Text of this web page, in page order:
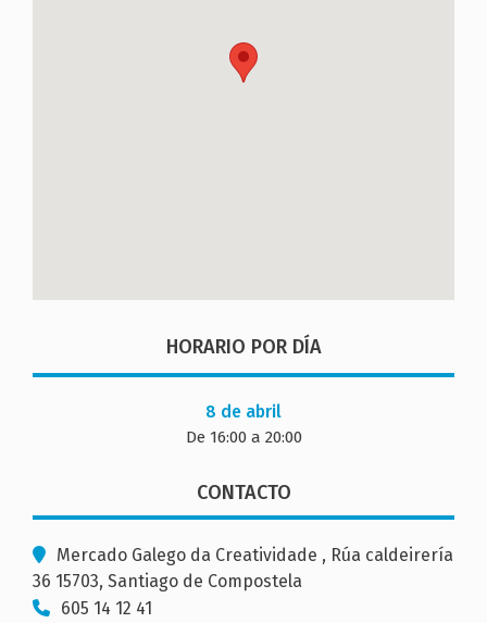
HORARIO POR DÍA
8 de abril
De 16:00 a 20:00
CONTACTO
Mercado Galego da Creatividade , Rúa caldeirería
36 15703, Santiago de Compostela
605 14 12 41